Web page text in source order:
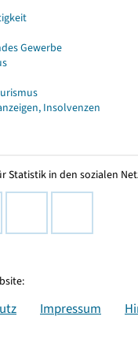
Gewerbe
Insolvenzen
Statistik in den sozialen
Impressum